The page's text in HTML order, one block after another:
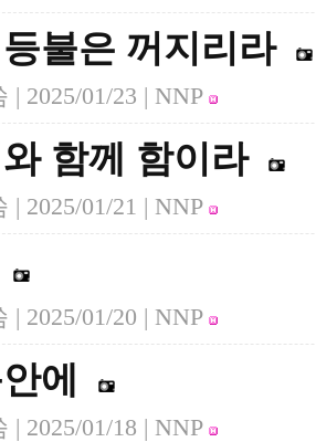
불은 꺼지리라
| 2025/01/23 | NNP
함께 함이라
| 2025/01/21 | NNP
| 2025/01/20 | NNP
에
| 2025/01/18 | NNP